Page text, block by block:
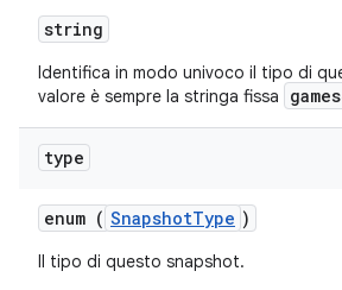
string
Identifica in modo univoco il tipo di
valore è sempre la stringa fissa
type
enum ( SnapshotType )
Il tipo di questo snapshot.